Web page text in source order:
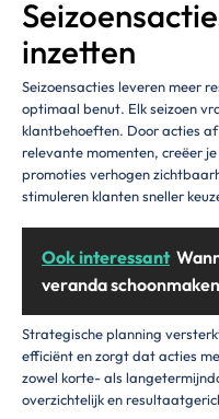
inzetten
Seizoensacties leveren meer
optimaal benut. Elk seizoen
klantbehoeften. Door acties
relevante momenten, creëer
promoties verhogen
stimuleren klanten sneller
Ook interessant
veranda
Strategische planning
efficiënt en zorgt dat acties
zowel korte- als
overzichtelijk en